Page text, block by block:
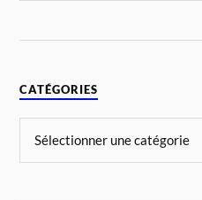
CATÉGORIES